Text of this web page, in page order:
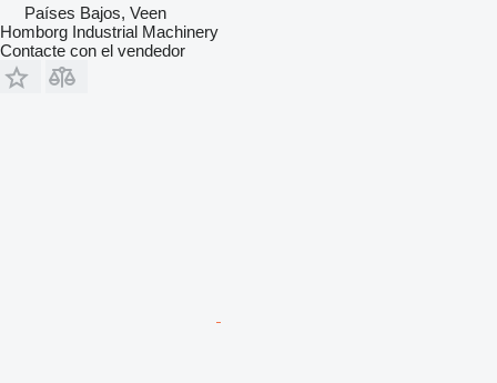
Países Bajos, Veen
Homborg Industrial Machinery
Contacte con el vendedor